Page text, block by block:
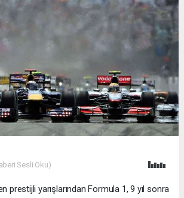
Sesli Oku)
prestijli yarışlarından Formula 1, 9 yıl sonra